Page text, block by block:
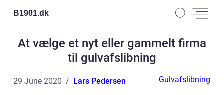
B1901.dk
At vælge et nyt eller gammelt firma
til gulvafslibning
29 June 2020 Lars Pedersen Gulvafslibning